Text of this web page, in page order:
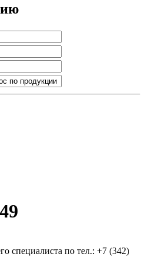
специалиста по тел.: +7 (342)